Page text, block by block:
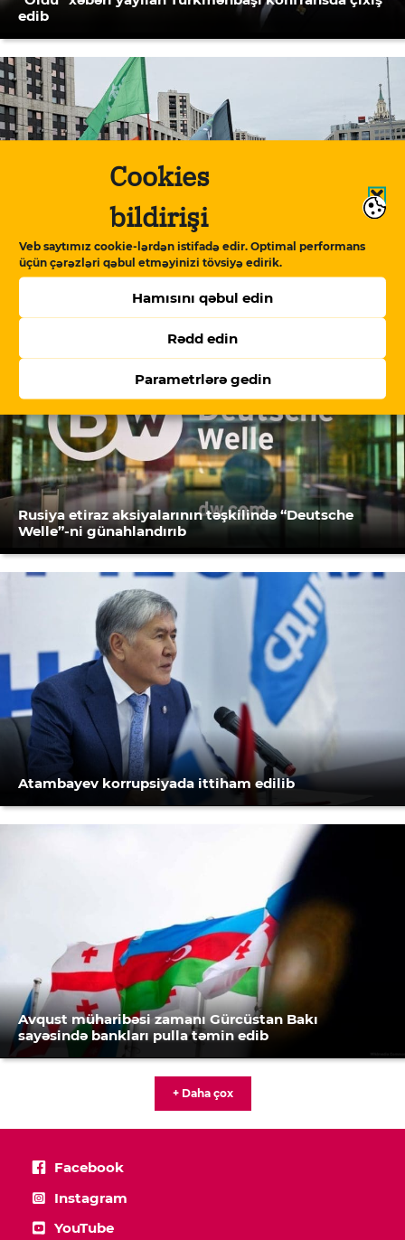
Cookies
bildirişi
Veb saytımız cookie-lərdən istifadə edir. Optimal performans
üçün çərəzləri qəbul etməyinizi tövsiyə edirik.
Hamısını qəbul edin
Rədd edin
Parametrlərə gedin
edib
Moskvada son 8 ilin ən böyük mitinqi keçirilib
Rusiya etiraz aksiyalarının təşkilində “Deutsche
Welle”-ni günahlandırıb
Atambayev korrupsiyada ittiham edilib
Avqust müharibəsi zamanı Gürcüstan Bakı
sayəsində bankları pulla təmin edib
+ Daha çox
Facebook
Instagram
YouTube